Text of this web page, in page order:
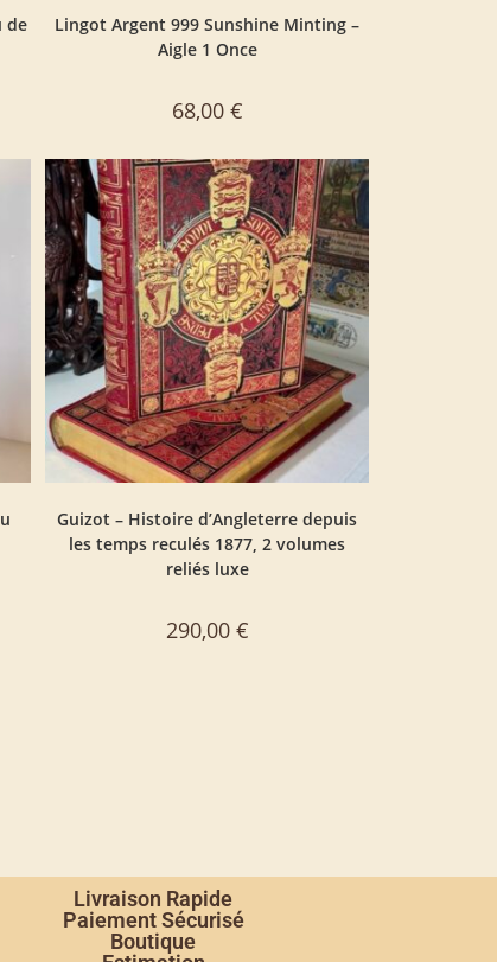
de
Lingot Argent 999 Sunshine Minting –
Aigle 1 Once
68,00 €
Guizot – Histoire d’Angleterre depuis
les temps reculés 1877, 2 volumes
reliés luxe
290,00 €
Livraison Rapide
Paiement Sécurisé
Boutique